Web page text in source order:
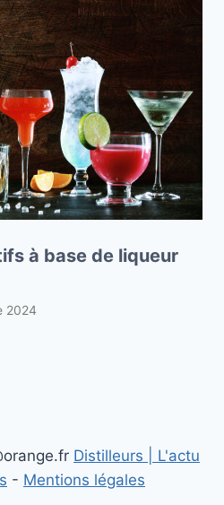
à base de liqueur
2024
Distilleurs | L'actu
- Mentions légales